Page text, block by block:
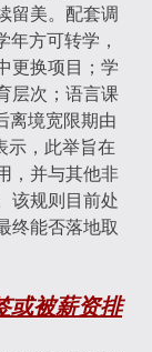
留美。配套调
年方可转学，
更换项目；学
层次；语言课
离境宽限期由
示，此举旨在
，并与其他非
该规则目前处
终能否落地取
或被薪资排